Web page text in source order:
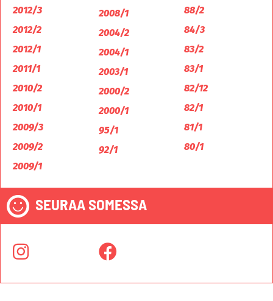
2012/3
2012/2
2012/1
2011/1
2010/2
2010/1
2009/3
2009/2
2009/1
2008/1
2004/2
2004/1
2003/1
2000/2
2000/1
95/1
92/1
88/2
84/3
83/2
83/1
82/12
82/1
81/1
80/1
SEURAA SOMESSA